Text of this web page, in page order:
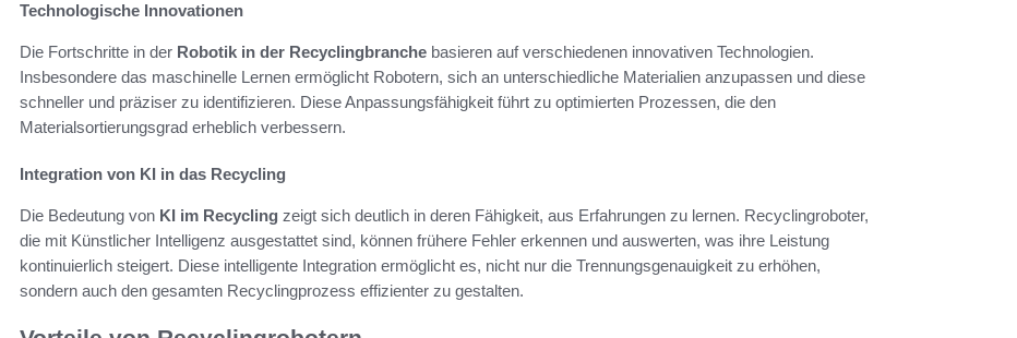
Technologische Innovationen
Die Fortschritte in der Robotik in der Recyclingbranche basieren auf verschiedenen innovativen Technologien.
Insbesondere das maschinelle Lernen ermöglicht Robotern, sich an unterschiedliche Materialien anzupassen und diese
schneller und präziser zu identifizieren. Diese Anpassungsfähigkeit führt zu optimierten Prozessen, die den
Materialsortierungsgrad erheblich verbessern.
Integration von KI in das Recycling
Die Bedeutung von KI im Recycling zeigt sich deutlich in deren Fähigkeit, aus Erfahrungen zu lernen. Recyclingroboter,
die mit Künstlicher Intelligenz ausgestattet sind, können frühere Fehler erkennen und auswerten, was ihre Leistung
kontinuierlich steigert. Diese intelligente Integration ermöglicht es, nicht nur die Trennungsgenauigkeit zu erhöhen,
sondern auch den gesamten Recyclingprozess effizienter zu gestalten.